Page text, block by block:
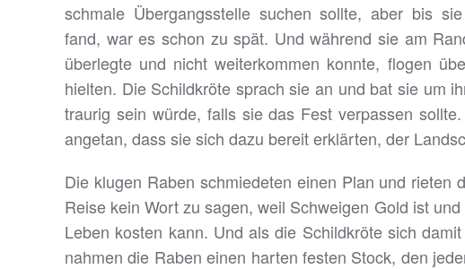
schmale Übergangsstelle suchen sollte, aber bis
fand, war es schon zu spät. Und während sie am
überlegte und nicht weiterkommen konnte, flogen
hielten. Die Schildkröte sprach sie an und bat sie um
traurig sein würde, falls sie das Fest verpassen
angetan, dass sie sich dazu bereit erklärten, der
Die klugen Raben schmiedeten einen Plan und rieten
Reise kein Wort zu sagen, weil Schweigen Gold ist
Leben kosten kann. Und als die Schildkröte sich
nahmen die Raben einen harten festen Stock, den